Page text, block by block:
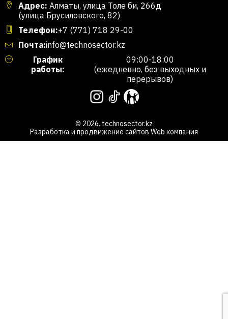
Адрес: Алматы, улица Толе би, 266д
(улица Брусиловского, 82)
Телефон:+7 (771) 718 29-00
Почта:info@technosector.kz
График
работы:
09:00-18:00
(ежедневно, без выходных и
перерывов)
© 2026. technosector.kz
Разработка и продвижение сайтов Web компания